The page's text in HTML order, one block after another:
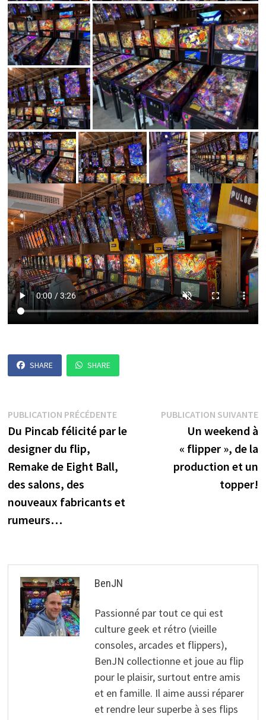
SHARE SHARE
Navigation
de
l’article
PUBLICATION PRÉCÉDENTEPublication
précédente :
Du Pincab félicité par le
designer du flip,
Remake de Eight Ball,
des salons, des
nouveaux fabricants et
rumeurs…
PUBLICATION SUIVANTE
Un weekend à
« flipper », de la
production et un
topper!
BenJN
Passionné par tout ce qui est
culture geek et rétro (vieille
consoles, arcades et flippers),
BenJN collectionne et joue au flip
pour le plaisir, surtout entre amis
et en famille. Il aime aussi réparer
et rendre leur superbe à ses flips